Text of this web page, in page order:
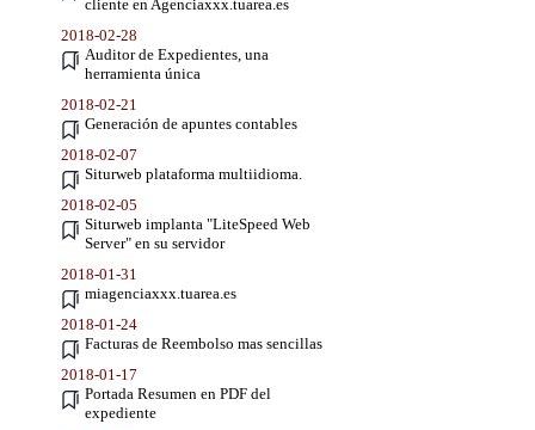
cliente en Agenciaxxx.tuarea.es
2018-02-28
Auditor de Expedientes, una
herramienta única
2018-02-21
Generación de apuntes contables
2018-02-07
Siturweb plataforma multiidioma.
2018-02-05
Siturweb implanta "LiteSpeed Web
Server" en su servidor
2018-01-31
miagenciaxxx.tuarea.es
2018-01-24
Facturas de Reembolso mas sencillas
2018-01-17
Portada Resumen en PDF del
expediente